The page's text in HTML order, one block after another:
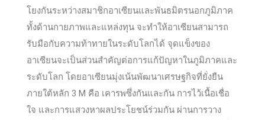
โยงกันระหว่างสมาชิกอาเซียนและพันธมิตรนอกภูมิภาค
ทั้งด้านกายภาพและแหล่งทุน จะทำให้อาเซียนสามารถ
รับมือกับความท้าทายในระดับโลกได้ จุดแข็งของ
อาเซียนจะเป็นส่วนสำคัญต่อการแก้ปัญหาในภูมิภาคและ
ระดับโลก โดยอาเซียนมุ่งเน้นพัฒนาเศรษฐกิจที่ยั่งยืน
ภายใต้หลัก 3 M คือ เคารพซึ่งกันและกัน การไว้เนื้อเชื่อ
ใจ และการแสวงหาผลประโยชน์ร่วมกัน ผ่านการวาง